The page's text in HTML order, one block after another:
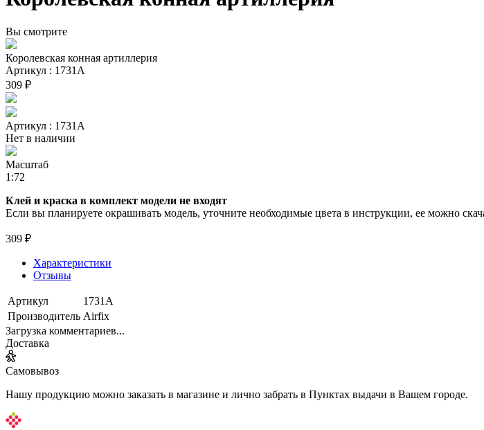
Вы смотрите
Королевская конная артиллерия
Артикул : 1731А
309 ₽
Артикул : 1731А
Нет в наличии
Масштаб
1:72
Клей и краска в комплект модели не входят
Если вы планируете окрашивать модель, уточните необходимые цвета в инструкции, ее можно
309 ₽
Характеристики
Отзывы
Артикул
1731А
Производитель Airfix
Загрузка комментариев...
Доставка
Самовывоз
Нашу продукцию можно заказать в магазине и лично забрать в Пунктах выдачи в Вашем городе.